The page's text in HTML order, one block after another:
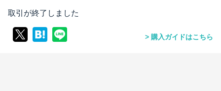
取引が終了しました
購入ガイドはこちら